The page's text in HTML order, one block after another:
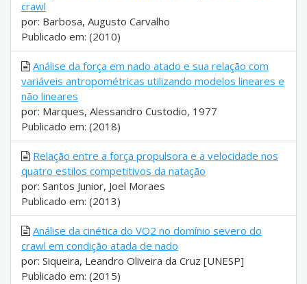
crawl
por: Barbosa, Augusto Carvalho
Publicado em: (2010)
Análise da força em nado atado e sua relação com
variáveis antropométricas utilizando modelos lineares e
não lineares
por: Marques, Alessandro Custodio, 1977
Publicado em: (2018)
Relação entre a força propulsora e a velocidade nos
quatro estilos competitivos da natação
por: Santos Junior, Joel Moraes
Publicado em: (2013)
Análise da cinética do VO2 no domínio severo do
crawl em condição atada de nado
por: Siqueira, Leandro Oliveira da Cruz [UNESP]
Publicado em: (2015)